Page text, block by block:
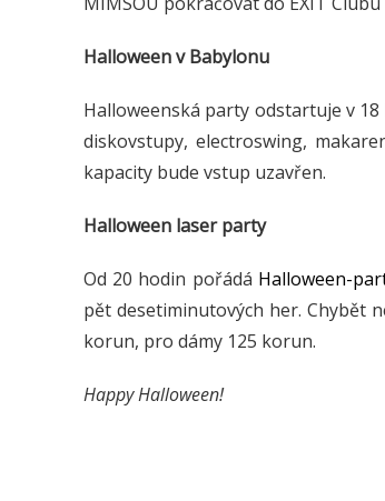
Halloween v Babylonu
Halloweenská party odstartuje v
diskovstupy, electroswing,
kapacity bude vstup uzavřen.
Halloween laser party
Od 20 hodin pořádá Halloween-
pět desetiminutových her. Chybět
korun, pro dámy 125 korun.
Happy Halloween!